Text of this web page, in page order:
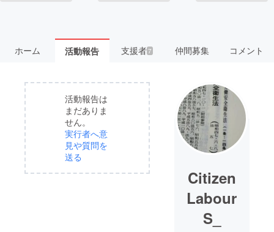
ホーム 活動報告 支援者7 仲間募集 コメント
活動報告は
まだありま
せん。
実行者へ意
見や質問を
送る
Citizen
Labour
S_